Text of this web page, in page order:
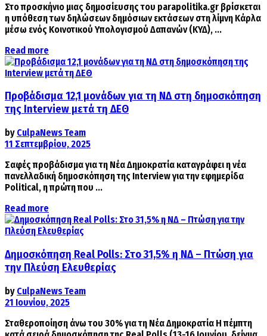
Στο προσκήνιο μιας δημοσίευσης του parapolitika.gr βρίσκεται
η υπόθεση των δηλώσεων δημόσιων εκτάσεων στη λίμνη Κάρλα
μέσω ενός Κοινοτικού Υπολογισμού Δαπανών (ΚΥΔ), ...
Read more
Προβάδισμα 12,1 μονάδων για τη ΝΔ στη δημοσκόπηση
της Interview μετά τη ΔΕΘ
by CulpaNews Team
11 Σεπτεμβρίου, 2025
Σαφές προβάδισμα για τη Νέα Δημοκρατία καταγράφει η νέα
πανελλαδική δημοσκόπηση της Interview για την εφημερίδα
Political, η πρώτη που ...
Read more
Δημοσκόπηση Real Polls: Στo 31,5% η ΝΔ – Πτώση για
την Πλεύση Ελευθερίας
by CulpaNews Team
21 Ιουνίου, 2025
Σταθεροποίηση άνω του 30% για τη Νέα Δημοκρατία Η πέμπτη